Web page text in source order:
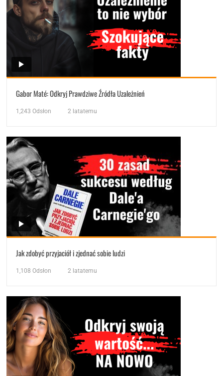
Gabor Maté: Odkryj Prawdziwe Źródła Uzależnień
1,243 Odsłon 2 latatemu
Jak zdobyć przyjaciół i zjednać sobie ludzi
1,108 Odsłon 2 latatemu